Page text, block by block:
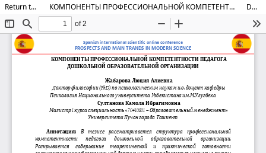
Return to Article Details КОМПОНЕНТЫ ПРОФЕССИОНАЛЬНОЙ КОМПЕТЕНТНОСТИ ПЕДАГОГА ДОШКОЛЬНОЙ ОБРАЗОВАТЕЛЬНОЙ ОРГАНИЗАЦИИ Download